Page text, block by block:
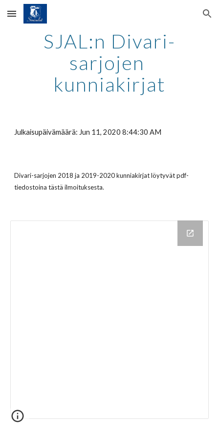
Skip to main content Skip to navigation
SJAL:n Divari-
sarjojen
kunniakirjat
Julkaisupäivämäärä: Jun 11, 2020 8:44:30 AM
Divari-sarjojen 2018 ja 2019-2020 kunniakirjat löytyvät pdf-
tiedostoina tästä ilmoituksesta.